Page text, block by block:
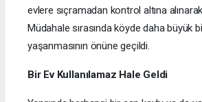
evlere sıçramadan kontrol altına
Müdahale sırasında köyde daha büyük
yaşanmasının önüne geçildi.
Bir Ev Kullanılamaz Hale Geldi